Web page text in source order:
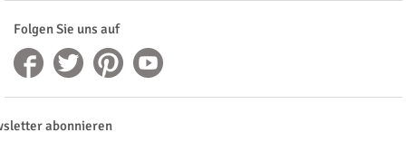
Folgen Sie uns auf
abonnieren